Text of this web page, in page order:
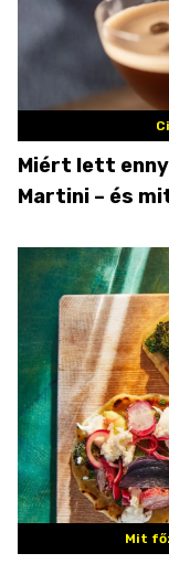
Miért lett
Martini – és
Mit